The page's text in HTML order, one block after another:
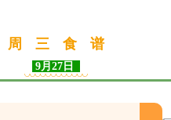
周 三 食 谱
9月27日